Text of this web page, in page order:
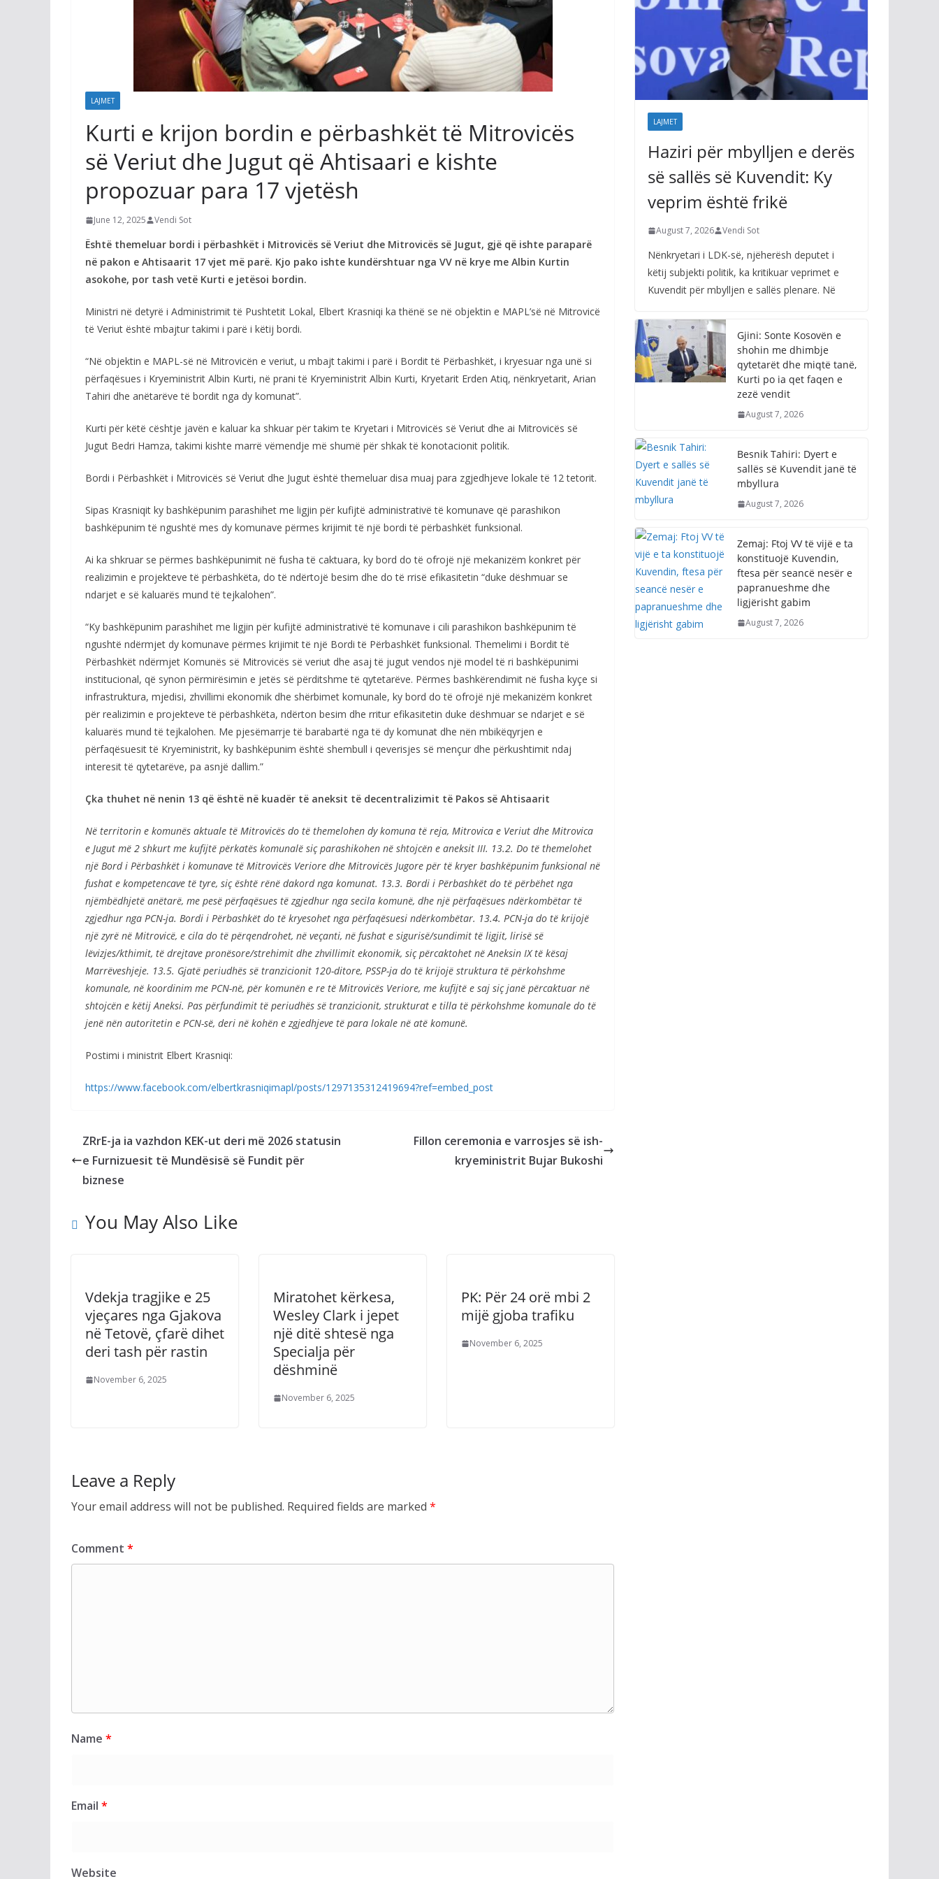
LAJMET
Kurti e krijon bordin e përbashkët të Mitrovicës
së Veriut dhe Jugut që Ahtisaari e kishte
propozuar para 17 vjetësh
June 12, 2025 Vendi Sot
Është themeluar bordi i përbashkët i Mitrovicës së Veriut dhe Mitrovicës së Jugut, gjë që ishte paraparë
në pakon e Ahtisaarit 17 vjet më parë. Kjo pako ishte kundërshtuar nga VV në krye me Albin Kurtin
asokohe, por tash vetë Kurti e jetësoi bordin.
Ministri në detyrë i Administrimit të Pushtetit Lokal, Elbert Krasniqi ka thënë se në objektin e MAPL’së në Mitrovicë
të Veriut është mbajtur takimi i parë i këtij bordi.
“Në objektin e MAPL-së në Mitrovicën e veriut, u mbajt takimi i parë i Bordit të Përbashkët, i kryesuar nga unë si
përfaqësues i Kryeministrit Albin Kurti, në prani të Kryeministrit Albin Kurti, Kryetarit Erden Atiq, nënkryetarit, Arian
Tahiri dhe anëtarëve të bordit nga dy komunat”.
Kurti për këtë cështje javën e kaluar ka shkuar për takim te Kryetari i Mitrovicës së Veriut dhe ai Mitrovicës së
Jugut Bedri Hamza, takimi kishte marrë vëmendje më shumë për shkak të konotacionit politik.
Bordi i Përbashkët i Mitrovicës së Veriut dhe Jugut është themeluar disa muaj para zgjedhjeve lokale të 12 tetorit.
Sipas Krasniqit ky bashkëpunim parashihet me ligjin për kufijtë administrativë të komunave që parashikon
bashkëpunim të ngushtë mes dy komunave përmes krijimit të një bordi të përbashkët funksional.
Ai ka shkruar se përmes bashkëpunimit në fusha të caktuara, ky bord do të ofrojë një mekanizëm konkret për
realizimin e projekteve të përbashkëta, do të ndërtojë besim dhe do të rrisë efikasitetin “duke dëshmuar se
ndarjet e së kaluarës mund të tejkalohen”.
“Ky bashkëpunim parashihet me ligjin për kufijtë administrativë të komunave i cili parashikon bashkëpunim të
ngushtë ndërmjet dy komunave përmes krijimit të një Bordi të Përbashkët funksional. Themelimi i Bordit të
Përbashkët ndërmjet Komunës së Mitrovicës së veriut dhe asaj të jugut vendos një model të ri bashkëpunimi
institucional, që synon përmirësimin e jetës së përditshme të qytetarëve. Përmes bashkërendimit në fusha kyçe si
infrastruktura, mjedisi, zhvillimi ekonomik dhe shërbimet komunale, ky bord do të ofrojë një mekanizëm konkret
për realizimin e projekteve të përbashkëta, ndërton besim dhe rritur efikasitetin duke dëshmuar se ndarjet e së
kaluarës mund të tejkalohen. Me pjesëmarrje të barabartë nga të dy komunat dhe nën mbikëqyrjen e
përfaqësuesit të Kryeministrit, ky bashkëpunim është shembull i qeverisjes së mençur dhe përkushtimit ndaj
interesit të qytetarëve, pa asnjë dallim.”
Çka thuhet në nenin 13 që është në kuadër të aneksit të decentralizimit të Pakos së Ahtisaarit
Në territorin e komunës aktuale të Mitrovicës do të themelohen dy komuna të reja, Mitrovica e Veriut dhe Mitrovica
e Jugut më 2 shkurt me kufijtë përkatës komunalë siç parashikohen në shtojcën e aneksit III. 13.2. Do të themelohet
një Bord i Përbashkët i komunave të Mitrovicës Veriore dhe Mitrovicës Jugore për të kryer bashkëpunim funksional në
fushat e kompetencave të tyre, siç është rënë dakord nga komunat. 13.3. Bordi i Përbashkët do të përbëhet nga
njëmbëdhjetë anëtarë, me pesë përfaqësues të zgjedhur nga secila komunë, dhe një përfaqësues ndërkombëtar të
zgjedhur nga PCN-ja. Bordi i Përbashkët do të kryesohet nga përfaqësuesi ndërkombëtar. 13.4. PCN-ja do të krijojë
një zyrë në Mitrovicë, e cila do të përqendrohet, në veçanti, në fushat e sigurisë/sundimit të ligjit, lirisë së
lëvizjes/kthimit, të drejtave pronësore/strehimit dhe zhvillimit ekonomik, siç përcaktohet në Aneksin IX të kësaj
Marrëveshjeje. 13.5. Gjatë periudhës së tranzicionit 120-ditore, PSSP-ja do të krijojë struktura të përkohshme
komunale, në koordinim me PCN-në, për komunën e re të Mitrovicës Veriore, me kufijtë e saj siç janë përcaktuar në
shtojcën e këtij Aneksi. Pas përfundimit të periudhës së tranzicionit, strukturat e tilla të përkohshme komunale do të
jenë nën autoritetin e PCN-së, deri në kohën e zgjedhjeve të para lokale në atë komunë.
Postimi i ministrit Elbert Krasniqi:
https://www.facebook.com/elbertkrasniqimapl/posts/1297135312419694?ref=embed_post
ZRrE-ja ia vazhdon KEK-ut deri më 2026 statusin
e Furnizuesit të Mundësisë së Fundit për
biznese
Fillon ceremonia e varrosjes së ish-
kryeministrit Bujar Bukoshi
You May Also Like
Vdekja tragjike e 25
vjeçares nga Gjakova
në Tetovë, çfarë dihet
deri tash për rastin
November 6, 2025
Miratohet kërkesa,
Wesley Clark i jepet
një ditë shtesë nga
Specialja për
dëshminë
November 6, 2025
PK: Për 24 orë mbi 2
mijë gjoba trafiku
November 6, 2025
Leave a Reply
Your email address will not be published. Required fields are marked *
Comment *
Name *
Email *
Website
LAJMET
Haziri për mbylljen e derës
së sallës së Kuvendit: Ky
veprim është frikë
August 7, 2026 Vendi Sot
Nënkryetari i LDK-së, njëherësh deputet i
këtij subjekti politik, ka kritikuar veprimet e
Kuvendit për mbylljen e sallës plenare. Në
Gjini: Sonte Kosovën e
shohin me dhimbje
qytetarët dhe miqtë tanë,
August 7, 2026
Besnik Tahiri: Dyert e
sallës së Kuvendit janë të
Zemaj: Ftoj VV të vijë e ta
konstituojë Kuvendin,
papranueshme dhe
August 7, 2026